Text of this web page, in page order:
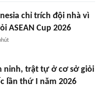
chỉ trích đội nhà vì
ASEAN Cup 2026
ninh, trật tự ở cơ sở giỏi
lần thứ I năm 2026